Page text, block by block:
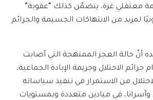
معتقلي غزة، يتضمّن كذلك “عقوبة”
لمزيد من الانتهاكات الجسيمة والجرائم
أنّ حالة العجز الممنهجة التي أصابت
جرائم الاحتلال وجريمة الإبادة الجماعية،
من الاستمرار في تنفيذ سياساته
وأسرانا، في ميادين متعددة وبمستويات